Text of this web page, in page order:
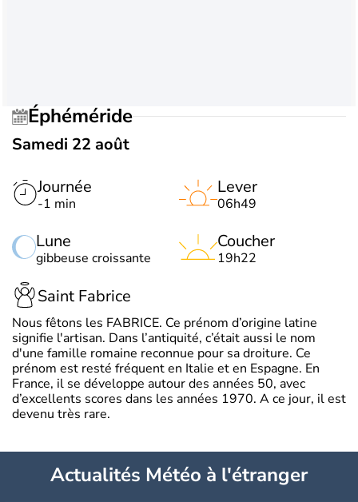
Éphéméride
Samedi 22 août
Journée
-1 min
Lune
gibbeuse croissante
Lever
06h49
Coucher
19h22
Saint Fabrice
Nous fêtons les FABRICE. Ce prénom d’origine latine
signifie l'artisan. Dans l’antiquité, c’était aussi le nom
d'une famille romaine reconnue pour sa droiture. Ce
prénom est resté fréquent en Italie et en Espagne. En
France, il se développe autour des années 50, avec
d’excellents scores dans les années 1970. A ce jour, il est
devenu très rare.
Actualités Météo à l'étranger